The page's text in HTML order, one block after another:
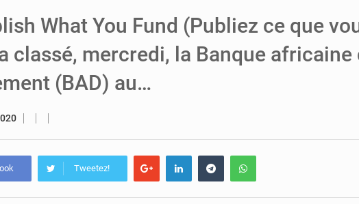
What You Fund (Publiez ce que
classé, mercredi, la Banque africaine
(BAD) au…
Tweetez!